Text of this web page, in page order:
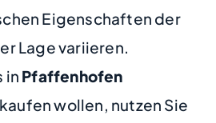
Eigenschaften der
Lage variieren.
in Pfaffenhofen
wollen, nutzen Sie